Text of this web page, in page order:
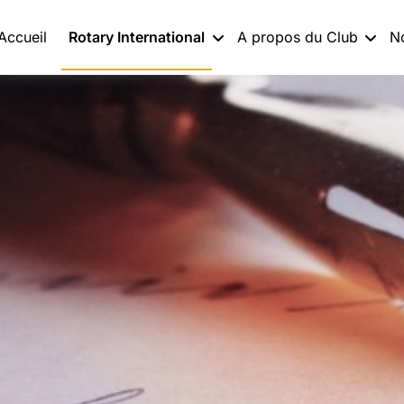
Rotary International A propos du Club